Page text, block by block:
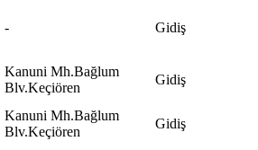
- Gidiş
Kanuni Mh.Bağlum
Blv.Keçiören
Gidiş
Kanuni Mh.Bağlum
Blv.Keçiören
Gidiş